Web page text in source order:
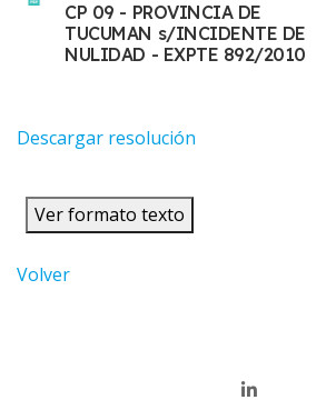
CP 09 - PROVINCIA DE
TUCUMAN s/INCIDENTE DE
NULIDAD - EXPTE 892/2010
Descargar resolución
Ver formato texto
Volver